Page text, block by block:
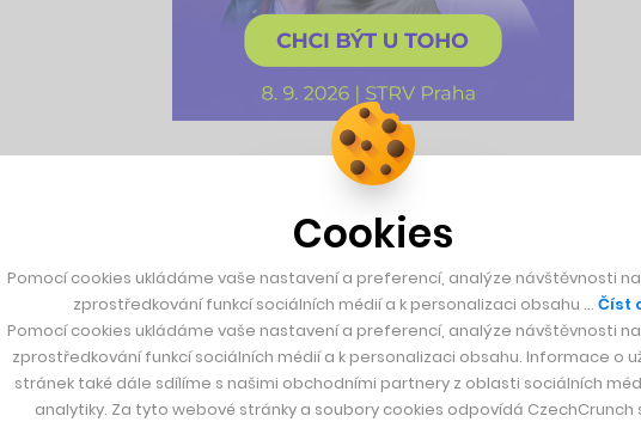
pracovní týden není žádnou novinkou. Už například v roce
čtyři dny v týdnu, aby rodiče měli více času na péči o své děti. Něco
Japonci
experimentu na Islandu, kde od roku 2015 do roku 2019 čtyřdenní
kterých bylo do experimentu zapojeno okolo 2,5 tisíce,
Cookies
Pomocí cookies ukládáme vaše nastavení a preferencí, analýze návštěvnosti
zprostředkování funkcí sociálních médií a k personalizaci obsahu … Číst
Pomocí cookies ukládáme vaše nastavení a preferencí, analýze návštěvnosti
zprostředkování funkcí sociálních médií a k personalizaci obsahu. Informace o
stránek také dále sdílíme s našimi obchodními partnery z oblasti sociálních
analytiky. Za tyto webové stránky a soubory cookies odpovídá CzechCrunch